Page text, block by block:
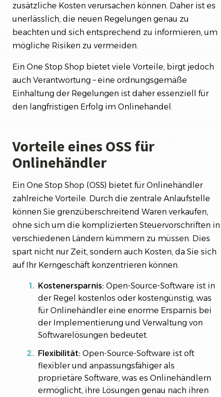
zusätzliche Kosten verursachen können. Daher ist es
unerlässlich, die neuen Regelungen genau zu
beachten und sich entsprechend zu informieren, um
mögliche Risiken zu vermeiden.
Ein One Stop Shop bietet viele Vorteile, birgt jedoch
auch Verantwortung – eine ordnungsgemäße
Einhaltung der Regelungen ist daher essenziell für
den langfristigen Erfolg im Onlinehandel.
Vorteile eines OSS für
Onlinehändler
Ein One Stop Shop (OSS) bietet für Onlinehändler
zahlreiche Vorteile. Durch die zentrale Anlaufstelle
können Sie grenzüberschreitend Waren verkaufen,
ohne sich um die komplizierten Steuervorschriften in
verschiedenen Ländern kümmern zu müssen. Dies
spart nicht nur Zeit, sondern auch Kosten, da Sie sich
auf Ihr Kerngeschäft konzentrieren können.
Kostenersparnis: Open-Source-Software ist in
der Regel kostenlos oder kostengünstig, was
für Onlinehändler eine enorme Ersparnis bei
der Implementierung und Verwaltung von
Softwarelösungen bedeutet.
Flexibilität: Open-Source-Software ist oft
flexibler und anpassungsfähiger als
proprietäre Software, was es Onlinehändlern
ermöglicht, ihre Lösungen genau nach ihren